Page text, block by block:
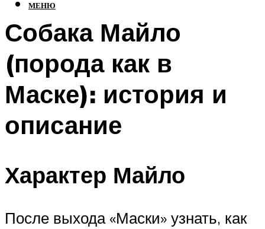
МЕНЮ
Собака Майло
(порода как в
Маске): история и
описание
Характер Майло
После выхода «Маски» узнать, как